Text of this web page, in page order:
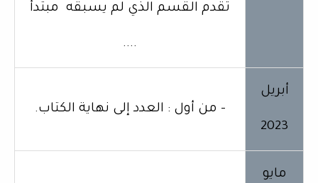
تقدم القسم الذي لم يسبقه مبتدأ
....
أبريل
2023
- من أول : العدد إلى نهاية الكتاب.
مايو